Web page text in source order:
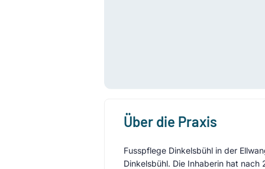
Über die Praxis
Fusspflege Dinkelsbühl in der
Dinkelsbühl. Die Inhaberin hat